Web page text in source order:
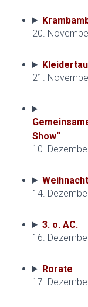
20.
21.
Show“
10.
14.
3. o. AC.
16.
Rorate
17.